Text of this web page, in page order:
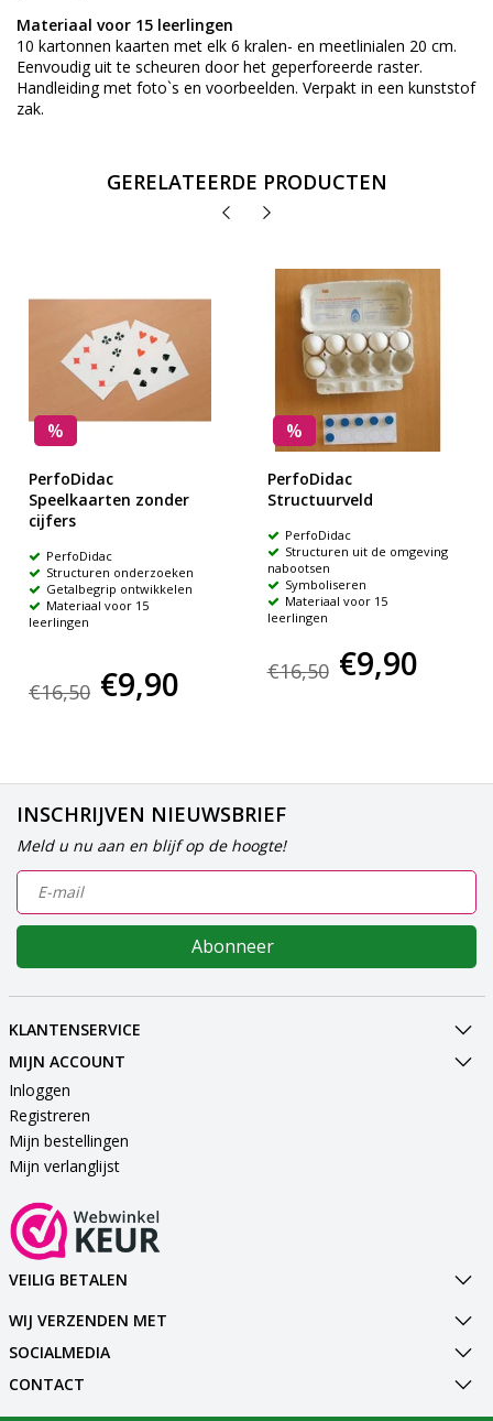
Materiaal voor 15 leerlingen
10 kartonnen kaarten met elk 6 kralen- en meetlinialen 20 cm.
Eenvoudig uit te scheuren door het geperforeerde raster.
Handleiding met foto`s en voorbeelden. Verpakt in een kunststof
zak.
GERELATEERDE PRODUCTEN
%
PerfoDidac
Speelkaarten zonder
cijfers
PerfoDidac
Structuren onderzoeken
Getalbegrip ontwikkelen
Materiaal voor 15
leerlingen
€16,50 €9,90
%
PerfoDidac
Structuurveld
PerfoDidac
Structuren uit de omgeving
nabootsen
Symboliseren
Materiaal voor 15
leerlingen
€16,50 €9,90
INSCHRIJVEN NIEUWSBRIEF
Meld u nu aan en blijf op de hoogte!
Abonneer
KLANTENSERVICE
MIJN ACCOUNT
Inloggen
Registreren
Mijn bestellingen
Mijn verlanglijst
VEILIG BETALEN
WIJ VERZENDEN MET
SOCIALMEDIA
CONTACT